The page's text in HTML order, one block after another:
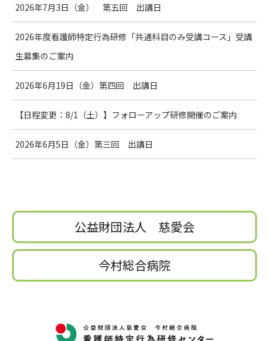
2026年7月3日（金） 第五回 出講日
2026年度看護師特定行為研修「共通科目のみ受講コース」受講
生募集のご案内
2026年6月19日（金）第四回 出講日
【日程変更：8/1（土）】フォローアップ研修開催のご案内
2026年6月5日（金）第三回 出講日
公益財団法人 慈愛会
今村総合病院